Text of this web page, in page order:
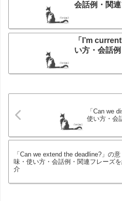
会話例・関
「I’m
い方・会話
「Can we
使い方・会
「Can we extend the deadline?」の意
味・使い方・会話例・関連フレーズ
介